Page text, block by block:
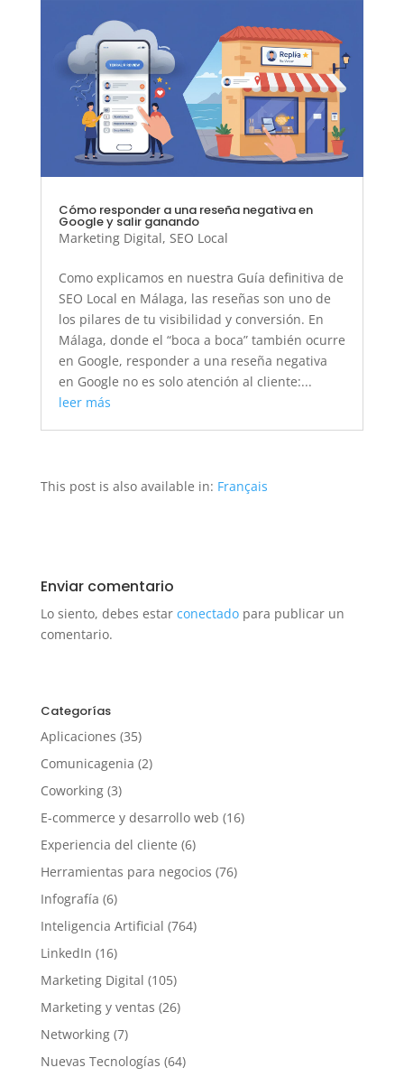
Cómo responder a una reseña negativa en
Google y salir ganando
Marketing Digital, SEO Local
Como explicamos en nuestra Guía definitiva de
SEO Local en Málaga, las reseñas son uno de
los pilares de tu visibilidad y conversión. En
Málaga, donde el “boca a boca” también ocurre
en Google, responder a una reseña negativa
en Google no es solo atención al cliente:...
leer más
This post is also available in: Français
Enviar comentario
Lo siento, debes estar conectadopara publicar un
comentario.
Categorías
Aplicaciones (35)
Comunicagenia (2)
Coworking(3)
E-commerce y desarrollo web (16)
Experiencia del cliente (6)
Herramientas para negocios (76)
Infografía (6)
Inteligencia Artificial (764)
LinkedIn (16)
Marketing Digital (105)
Marketing y ventas (26)
Networking(7)
Nuevas Tecnologías (64)